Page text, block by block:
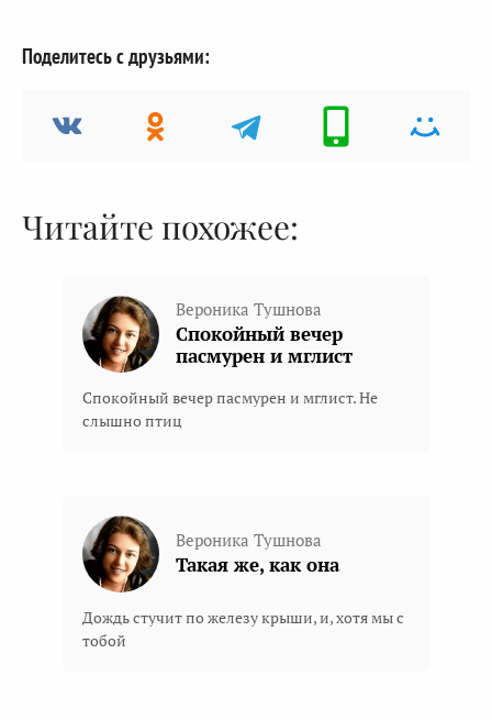
Поделитесь с друзьями:
Читайте похожее:
Вероника Тушнова
Спокойный вечер
пасмурен и мглист
Спокойный вечер пасмурен и мглист. Не
слышно птиц
Вероника Тушнова
Такая же, как она
Дождь стучит по железу крыши, и, хотя мы с
тобой